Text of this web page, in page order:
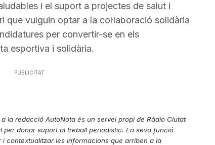
i el suport a projectes de salut i
que vulguin optar a la col·laboració solidària
per convertir-se en els
esportiva i solidària.
PUBLICITAT
la redacció AutoNota és un servei propi de Ràdio Ciutat
per donar suport al treball periodístic. La seva funció
contextualitzar les informacions que arriben a la